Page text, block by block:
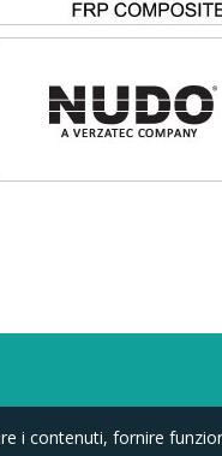
i contenuti, fornire